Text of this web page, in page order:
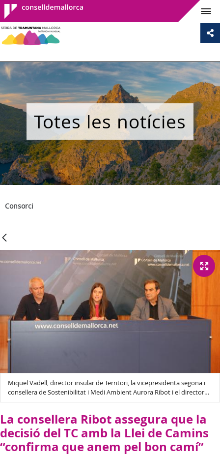
Consell de
Mallorca
Totes les notícies
Consorci
Miquel Vadell, director insular de Territori, la vicepresidenta segona i
consellera de Sostenibilitat i Medi Ambient Aurora Ribot i el director
Insular de Medi Ambient Josep Manchado.
La consellera Ribot assegura que la
decisió del TC amb la Llei de Camins
“confirma que anem pel bon camí”